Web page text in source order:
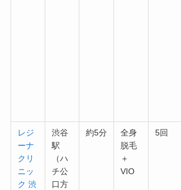
レジ
ーナ
クリ
ニッ
ク 渋
渋谷
駅
（ハ
チ公
口方
約5分
全身
脱毛
＋
VIO
5回